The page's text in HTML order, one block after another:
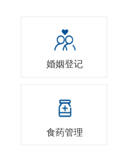
婚姻登记
食药管理